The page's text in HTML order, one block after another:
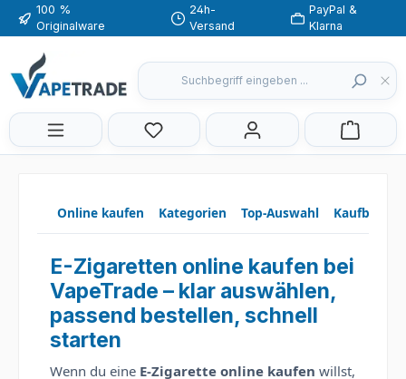
Zum Hauptinhalt springen
100 %
Originalware
24h-
Versand
PayPal &
Klarna
Du hast 0 Produkte auf dem
Online kaufen Kategorien Top-Auswahl
E-Zigaretten online kaufen bei
VapeTrade – klar auswählen,
passend bestellen, schnell
starten
Wenn du eine E-Zigarette online kaufen willst,